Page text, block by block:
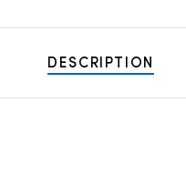
DESCRIPTION